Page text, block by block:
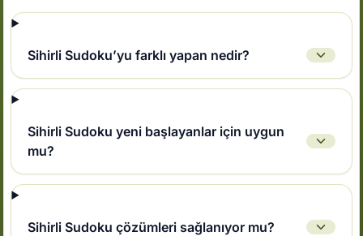
Sihirli Sudoku’yu farklı yapan nedir?
Sihirli Sudoku yeni başlayanlar için uygun
mu?
Sihirli Sudoku çözümleri sağlanıyor mu?